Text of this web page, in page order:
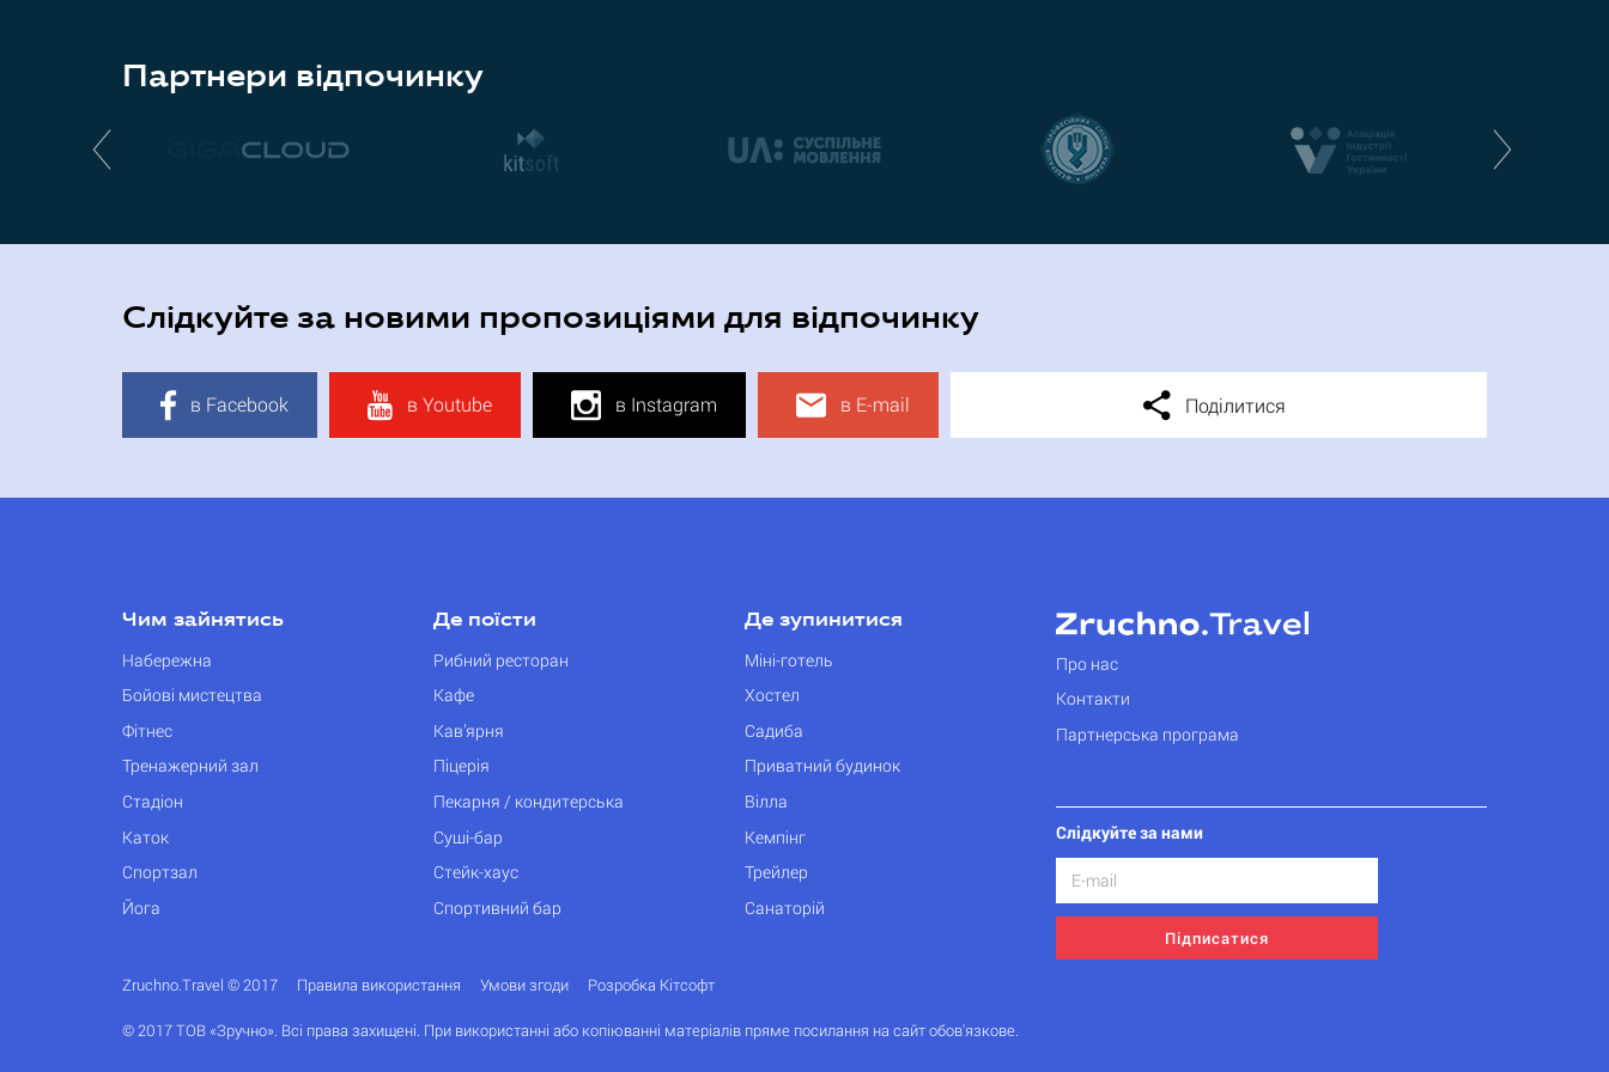
Партнери відпочинку
Слідкуйте за новими пропозиціями для відпочинку
в Facebook в Youtube в Instagram в E-mail Поділитися
Чим зайнятись
Набережна
Бойові мистецтва
Фітнес
Тренажерний зал
Стадіон
Каток
Спортзал
Йога
Де поїсти
Рибний ресторан
Кафе
Кав’ярня
Піцерія
Пекарня / кондитерська
Суші-бар
Стейк-хаус
Спортивний бар
Де зупинитися
Міні-готель
Хостел
Садиба
Приватний будинок
Вілла
Кемпінг
Трейлер
Санаторій
Про нас
Контакти
Партнерська програма
Слідкуйте за нами
Підписатися
Zruchno.Travel © 2017 Правила використання Умови згоди Розробка Кітсофт
© 2017 ТОВ «Зручно». Всі права захищені. При використанні або копіюванні матеріалів пряме посилання на сайт обов'язкове.